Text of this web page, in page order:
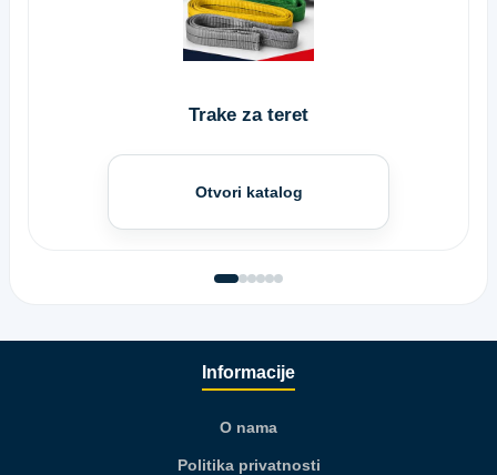
Trake za teret
Otvori katalog
Informacije
O nama
Politika privatnosti